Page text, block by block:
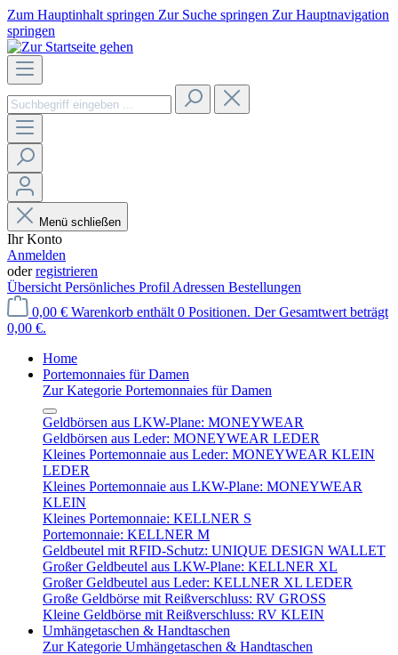
Zum Hauptinhalt springen Zur Suche springen Zur Hauptnavigation
springen
Menü schließen
Ihr Konto
Anmelden
oderregistrieren
Übersicht Persönliches Profil Adressen Bestellungen
0,00 € Warenkorb enthält 0 Positionen. Der Gesamtwert beträgt
0,00 €.
Home
Portemonnaies für Damen
Zur Kategorie Portemonnaies für Damen
Geldbörsen aus LKW-Plane: MONEYWEAR
Geldbörsen aus Leder: MONEYWEAR LEDER
Kleines Portemonnaie aus Leder: MONEYWEAR KLEIN
LEDER
Kleines Portemonnaie aus LKW-Plane: MONEYWEAR
KLEIN
Kleines Portemonnaie: KELLNER S
Portemonnaie: KELLNER M
Geldbeutel mit RFID-Schutz: UNIQUE DESIGN WALLET
Großer Geldbeutel aus LKW-Plane: KELLNER XL
Großer Geldbeutel aus Leder: KELLNER XL LEDER
Große Geldbörse mit Reißverschluss: RV GROSS
Kleine Geldbörse mit Reißverschluss: RV KLEIN
Umhängetaschen & Handtaschen
Zur Kategorie Umhängetaschen & Handtaschen